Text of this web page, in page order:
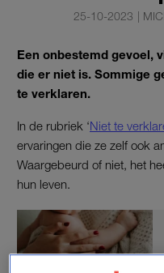
25-10-2023 |
Een onbestemd gevoel,
die er niet is. Sommige
te verklaren.
In de rubriek ‘Niet te
ervaringen die ze zelf ook
Waargebeurd of niet, het
hun leven.